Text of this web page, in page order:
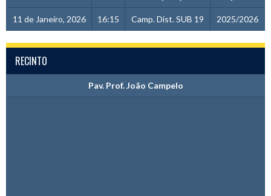
11 de Janeiro, 2026 16:15 Camp. Dist. SUB 19 2025/2026
RECINTO
Pav. Prof. João Campelo